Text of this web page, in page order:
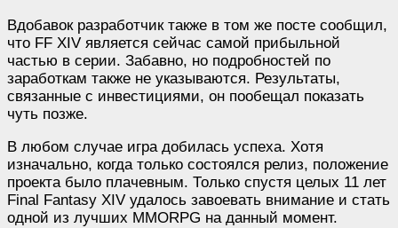
Вдобавок разработчик также в том же посте сообщил,
что FF XIV является сейчас самой прибыльной
частью в серии. Забавно, но подробностей по
заработкам также не указываются. Результаты,
связанные с инвестициями, он пообещал показать
чуть позже.
В любом случае игра добилась успеха. Хотя
изначально, когда только состоялся релиз, положение
проекта было плачевным. Только спустя целых 11 лет
Final Fantasy XIV удалось завоевать внимание и стать
одной из лучших MMORPG на данный момент.